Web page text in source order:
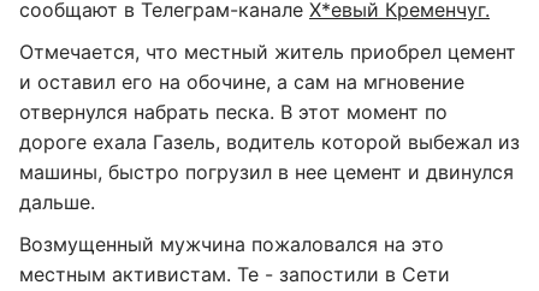
сообщают в Телеграм-канале Х*евый Кременчуг.
Отмечается, что местный житель приобрел цемент
и оставил его на обочине, а сам на мгновение
отвернулся набрать песка. В этот момент по
дороге ехала Газель, водитель которой выбежал из
машины, быстро погрузил в нее цемент и двинулся
дальше.
Возмущенный мужчина пожаловался на это
местным активистам. Те - запостили в Сети